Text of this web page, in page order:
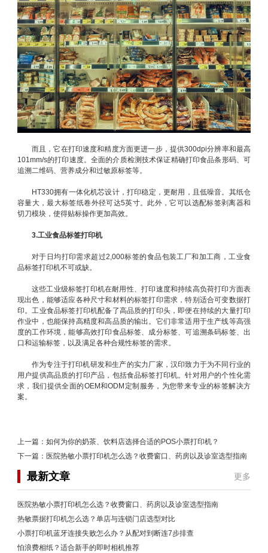
而且，它在打印速度和精度方面更进一步，提供300dpi分辨率和最高
101mm/s的打印速度。全面的介质检测技术保证精确打印食品条形码、可
追溯二维码、营养成分和过敏原标签等。
HT330拥有一体化机芯设计，打印稳定，更耐用，且低噪音。其纸仓
容量大，最大标签纸卷外径可达5英寸。此外，它可以选配标签剥离器和
切刀模块，使得贴标操作更加高效。
3.工业食品标签打印机
对于日均打印需求超过2,000标签的食品包装工厂和加工商，工业食
品标签打印机不可或缺。
这些工业级标签打印机在耐用性、打印速度和持续高负荷打印方面表
现出色，能够适应各种尺寸和材料的标签打印需求，特别适合可变数据打
印。工业食品标签打印机配备了高品质的打印头，即便在持续的大量打印
作业中，也能保持高精度和高品质的输出。它们非常适用于生产线等高强
度的工作环境，能够高效打印食品标签、成分标签、可追溯条码标签、出
口和运输标签，以及满足各种合规性标签的需求。
作为专注于打印机研发和生产的实力厂家，汉印致力于为不同行业的
用户提供高品质的打印产品，包括食品标签打印机。针对用户的个性化需
求，我们提供全面的OEM和ODM定制服务，为您带来专业的标签解决方
案。
上一篇： 如何为你的奶茶、饮料店选择合适的POS小票打印机？
下一篇： 医院热敏小票打印机怎么选？收费窗口、药房以及诊室选型指南
最新文章 更多
医院热敏小票打印机怎么选？收费窗口、药房以及诊室选型指南
热敏票据打印机怎么选？单店与连锁门店选型对比
小票打印机蓝牙连接失败怎么办？从配对到断连7步排查
怕浪费相纸？适合新手的即时相机推荐